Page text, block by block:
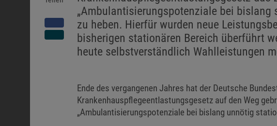
„Ambulantisierungspotenziale bei bislang
zu heben. Hierfür wurden neue
bisherigen stationären Bereich überführt
heute selbstverständlich Wahlleistungen
Ende des vergangenen Jahres hat der Deutsche
Krankenhauspflegeentlastungsgesetz auf den Weg
„Ambulantisierungspotenziale bei bislang unnötig